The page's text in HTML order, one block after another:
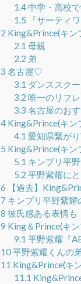
1.4中学・高校
1.5 『サーティ
2 King&Prince(キン
2.1 母親
2.2 弟
3 名古屋♡
3.1 ダンススク
3.2 唯一のリフ
3.3 名古屋のお
4 King&Prince(キン
4.1 愛知県繋が
5 King&Prince(キン
5.1 キンプリ平
5.2 平野紫耀に
6 【過去】
7 キンプリ平野紫耀
8 彼氏感ある表情も
9 King＆Prince(キン
9.1 平野紫耀『
10平野紫耀くんの
11 King&Prince(キ
11.1